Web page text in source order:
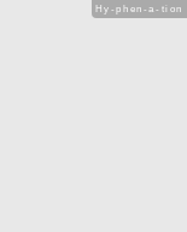
Hy-phen-a-tion